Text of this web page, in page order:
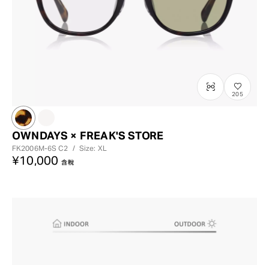
205
OWNDAYS × FREAK'S STORE
FK2006M-6SC2 / Size: XL
¥10,000 含稅